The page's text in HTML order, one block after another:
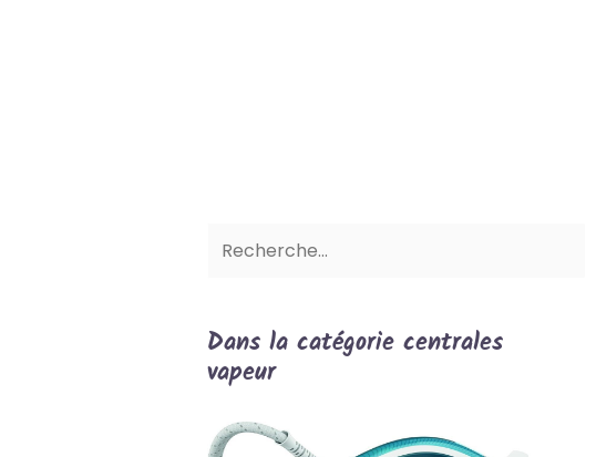
Dans la catégorie centrales
vapeur